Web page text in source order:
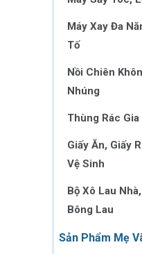
Máy Xay Đa
Tố
Nồi Chiên
Nhúng
Thùng Rác
Giấy Ăn, Giấy
Vệ Sinh
Bộ Xô Lau
Bông Lau
Sản Phẩm Mẹ